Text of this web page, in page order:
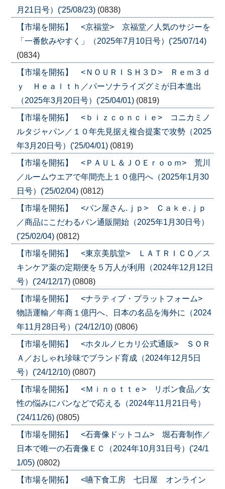
月21日号）('25/08/23) (0838)
【市場を開拓】 <京福堂> 京福堂／人気のサジーを
「一番飲みやすく」（2025年7月10日号）('25/07/14)
(0834)
【市場を開拓】 <ＮＯＵＲＩＳＨ３Ｄ> Ｒｅｍ３ｄ
ｙ Ｈｅａｌｔｈ／パーソナライズグミが日本進出
（2025年3月20日号）('25/04/01) (0819)
【市場を開拓】 <ｂｉｚｃｏｎｃｉｅ> コニカミノ
ルタジャパン／１０年先見据え複合提案で攻勢（2025
年3月20日号）('25/04/01) (0819)
【市場を開拓】 <ＰＡＵＬ＆ＪＯＥｒｏｏｍ> 荒川
／ルームウエアで年間売上１０億円へ（2025年1月30
日号）('25/02/04) (0812)
【市場を開拓】 <パン屋さん.ｊｐ> Ｃａｋｅ.ｊｐ
／商品にこだわるパン通販開始（2025年1月30日号）
('25/02/04) (0812)
【市場を開拓】 <東京美肌堂> ＬＡＴＲＩＣＯ／ス
キンケア薬の定期便を５万人が利用（2024年12月12日
号）('24/12/17) (0808)
【市場を開拓】 <ナラティブ・プラットフォーム>
物語運輸／年商１億円へ、日本の名品を海外に（2024
年11月28日号）('24/12/10) (0806)
【市場を開拓】 <ホタルノヒカリ公式通販> ＳＯＲ
Ａ／おしゃれ珍味でブランド育成（2024年12月5日
号）('24/12/10) (0807)
【市場を開拓】 <Ｍｉｎｏｔｔｅ> リボン食品／女
性の悩みにパンなどで応える（2024年11月21日号）
('24/11/26) (0805)
【市場を開拓】 <石膏像ドットコム> 堀石膏制作／
日本で唯一の石膏像ＥＣ（2024年10月31日号）('24/1
1/05) (0802)
【市場を開拓】 <嚥下食工房 七日屋 オンライン